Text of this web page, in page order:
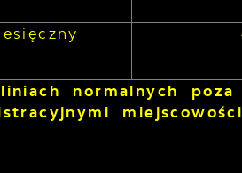
normalnych